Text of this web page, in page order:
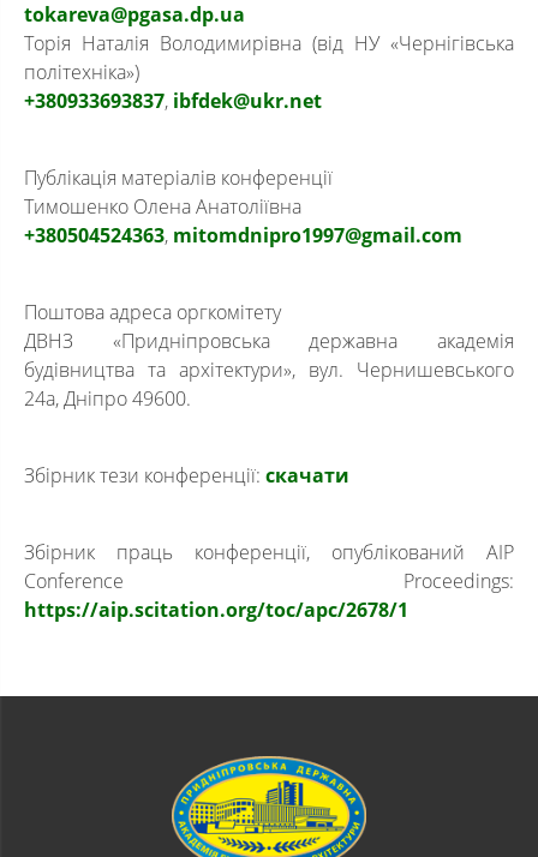
tokareva@pgasa.dp.ua
Торія Наталія Володимирівна (від НУ «Чернігівська
політехніка»)
+380933693837, ibfdek@ukr.net
Публікація матеріалів конференції
Тимошенко Олена Анатоліївна
+380504524363, mitomdnipro1997@gmail.com
Поштова адреса оргкомітету
ДВНЗ «Придніпровська державна академія
будівництва та архітектури», вул. Чернишевського
24а, Дніпро 49600.
Збірник тези конференції: скачати
Збірник праць конференції, опублікований AIP
Conference Proceedings:
https://aip.scitation.org/toc/apc/2678/1